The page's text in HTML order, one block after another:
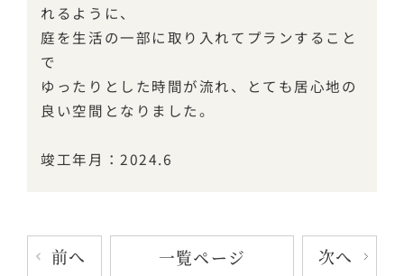
れるように、
庭を生活の一部に取り入れてプランすること
で
ゆったりとした時間が流れ、とても居心地の
良い空間となりました。
竣工年月：2024.6
前へ 一覧ページ 次へ